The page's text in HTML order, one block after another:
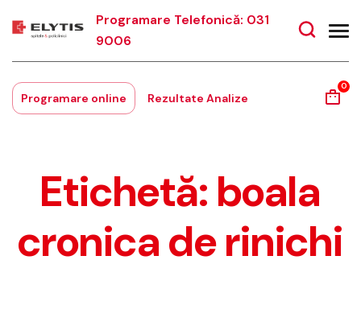
Programare Telefonică: 031
9006
Programare online Rezultate Analize
0
Etichetă: boala
cronica de rinichi